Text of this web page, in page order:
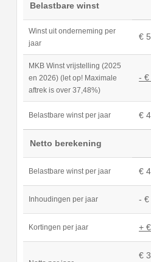
Belastbare winst
Winst uit onderneming per
jaar
€
MKB Winst vrijstelling (2025
en 2026) (let op! Maximale
aftrek is over 37,48%)
- €
Belastbare winst per jaar €
Netto berekening
Belastbare winst per jaar €
Inhoudingen per jaar - €
Kortingen per jaar +
€